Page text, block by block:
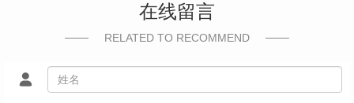
在线留言
RELATED TO RECOMMEND